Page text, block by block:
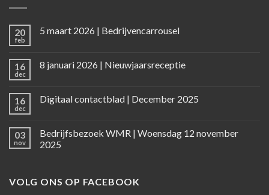
20
feb
5 maart 2026 | Bedrijvencarrousel
16
dec
8 januari 2026 | Nieuwjaarsreceptie
16
dec
Digitaal contactblad | December 2025
03
nov
Bedrijfsbezoek WMR | Woensdag 12 november
2025
VOLG ONS OP FACEBOOK